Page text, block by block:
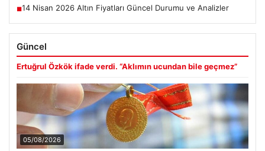
■14 Nisan 2026 Altın Fiyatları Güncel Durumu ve Analizler
Güncel
Ertuğrul Özkök ifade verdi. “Aklımın ucundan bile geçmez”
05/08/2026